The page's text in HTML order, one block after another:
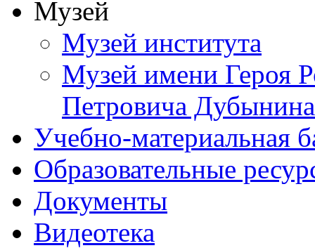
Музей
Музей института
Музей имени Героя
Петровича Дубынина
Учебно-материальная
Образовательные
Документы
Видеотека